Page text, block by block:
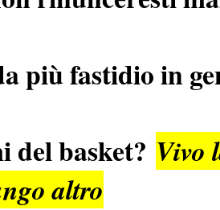
più fastidio in
del basket? Vivo
altro